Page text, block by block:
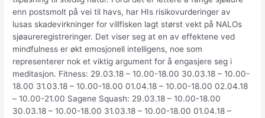
enn postsmolt på vei til havs, har HIs risikovurderinger av
lusas skadevirkninger for villfisken lagt størst vekt på NALOs
sjøaureregistreringer. Det viser seg at en av effektene ved
mindfulness er økt emosjonell intelligens, noe som
representerer nok et viktig argument for å engasjere seg i
meditasjon. Fitness: 29.03.18 – 10.00-18.00 30.03.18 – 10.00-
18.00 31.03.18 – 10.00-18.00 01.04.18 – 10.00-18.00 02.04.18
– 10.00-21.00 Sagene Squash: 29.03.18 – 10.00-18.00
30.03.18 – 10.00-18.00 31.03.18 – 10.00-18.00 01.04.18 –